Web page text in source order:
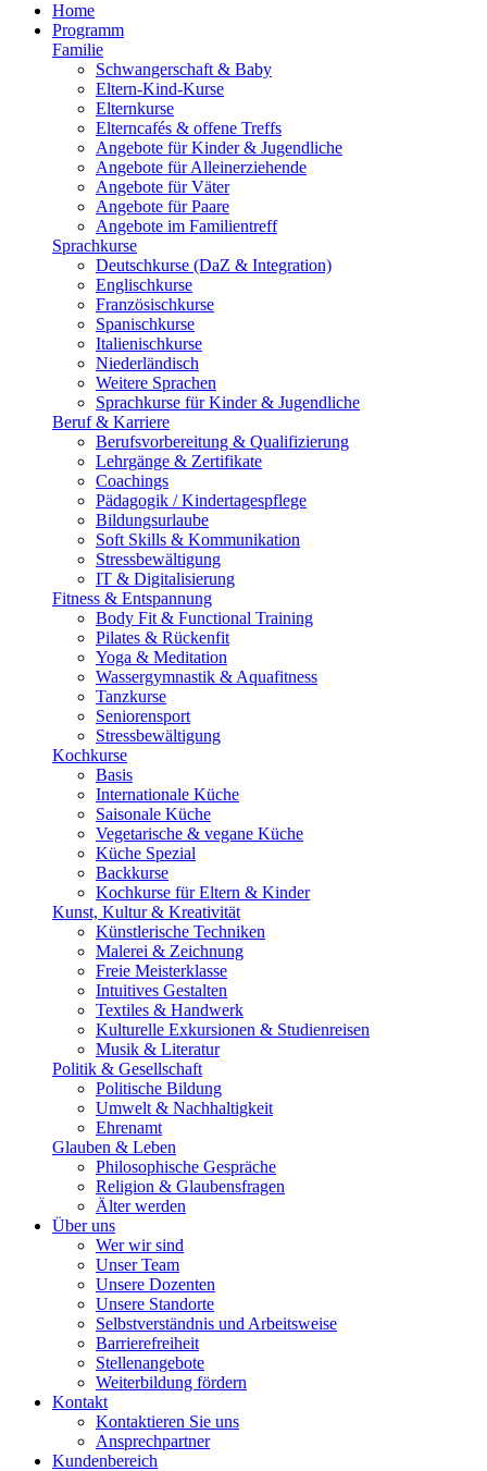
Home
Programm
Familie
Schwangerschaft & Baby
Eltern-Kind-Kurse
Elternkurse
Elterncafés & offene Treffs
Angebote für Kinder & Jugendliche
Angebote für Alleinerziehende
Angebote für Väter
Angebote für Paare
Angebote im Familientreff
Sprachkurse
Deutschkurse (DaZ & Integration)
Englischkurse
Französischkurse
Spanischkurse
Italienischkurse
Niederländisch
Weitere Sprachen
Sprachkurse für Kinder & Jugendliche
Beruf & Karriere
Berufsvorbereitung & Qualifizierung
Lehrgänge & Zertifikate
Coachings
Pädagogik / Kindertagespflege
Bildungsurlaube
Soft Skills & Kommunikation
Stressbewältigung
IT & Digitalisierung
Fitness & Entspannung
Body Fit & Functional Training
Pilates & Rückenfit
Yoga & Meditation
Wassergymnastik & Aquafitness
Tanzkurse
Seniorensport
Stressbewältigung
Kochkurse
Basis
Internationale Küche
Saisonale Küche
Vegetarische & vegane Küche
Küche Spezial
Backkurse
Kochkurse für Eltern & Kinder
Kunst, Kultur & Kreativität
Künstlerische Techniken
Malerei & Zeichnung
Freie Meisterklasse
Intuitives Gestalten
Textiles & Handwerk
Kulturelle Exkursionen & Studienreisen
Musik & Literatur
Politik & Gesellschaft
Politische Bildung
Umwelt & Nachhaltigkeit
Ehrenamt
Glauben & Leben
Philosophische Gespräche
Religion & Glaubensfragen
Älter werden
Über uns
Wer wir sind
Unser Team
Unsere Dozenten
Unsere Standorte
Selbstverständnis und Arbeitsweise
Barrierefreiheit
Stellenangebote
Weiterbildung fördern
Kontakt
Kontaktieren Sie uns
Ansprechpartner
Kundenbereich